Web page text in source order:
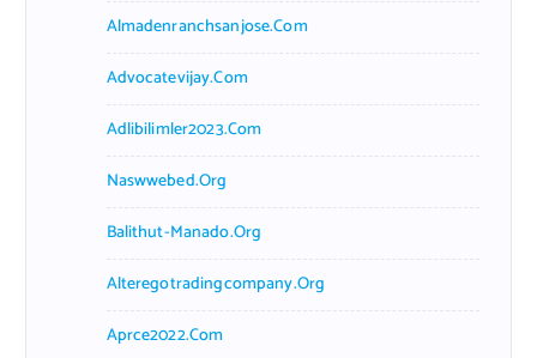
Almadenranchsanjose.com
Advocatevijay.com
Adlibilimler2023.com
Naswwebed.org
Balithut-Manado.org
Alteregotradingcompany.org
Aprce2022.com